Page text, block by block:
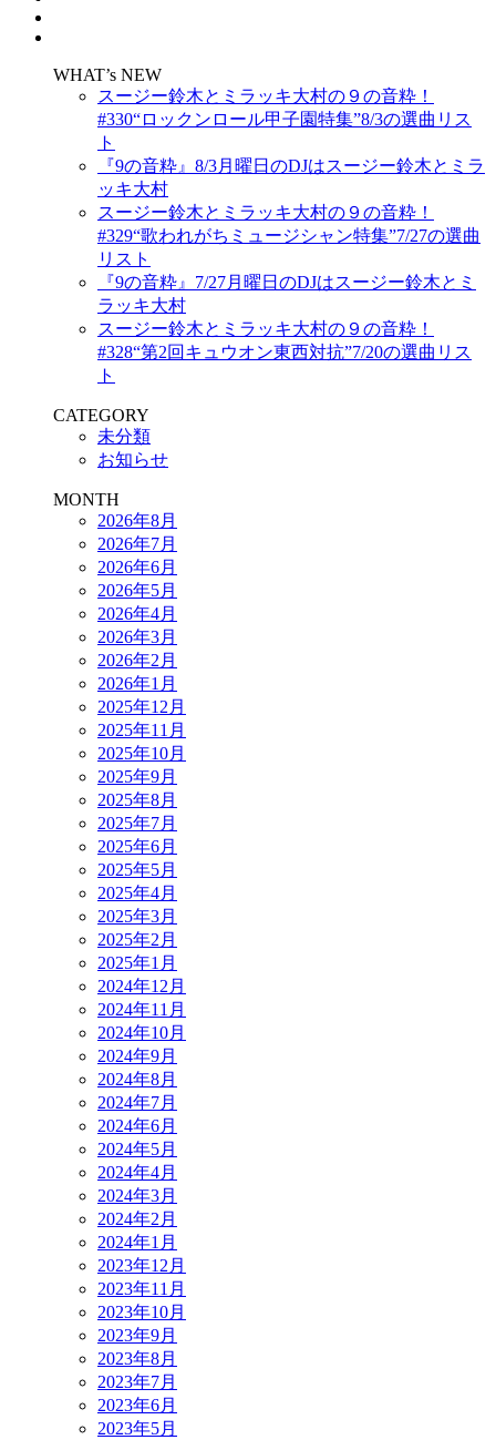
WHAT’s NEW
スージー鈴木とミラッキ大村の９の音粋！
#330“ロックンロール甲子園特集”8/3の選曲リス
ト
『9の音粋』8/3月曜日のDJはスージー鈴木とミラ
ッキ大村
スージー鈴木とミラッキ大村の９の音粋！
#329“歌われがちミュージシャン特集”7/27の選曲
リスト
『9の音粋』7/27月曜日のDJはスージー鈴木とミ
ラッキ大村
スージー鈴木とミラッキ大村の９の音粋！
#328“第2回キュウオン東西対抗”7/20の選曲リス
ト
CATEGORY
未分類
お知らせ
MONTH
2026年8月
2026年7月
2026年6月
2026年5月
2026年4月
2026年3月
2026年2月
2026年1月
2025年12月
2025年11月
2025年10月
2025年9月
2025年8月
2025年7月
2025年6月
2025年5月
2025年4月
2025年3月
2025年2月
2025年1月
2024年12月
2024年11月
2024年10月
2024年9月
2024年8月
2024年7月
2024年6月
2024年5月
2024年4月
2024年3月
2024年2月
2024年1月
2023年12月
2023年11月
2023年10月
2023年9月
2023年8月
2023年7月
2023年6月
2023年5月